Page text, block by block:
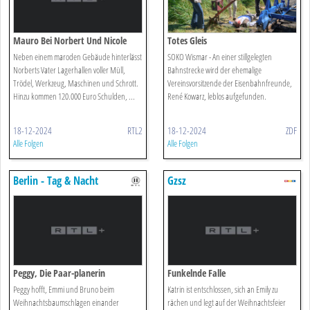
Mauro Bei Norbert Und Nicole
Neben einem maroden Gebäude hinterlässt
Norberts Vater Lagerhallen voller Müll,
Trödel, Werkzeug, Maschinen und Schrott.
Hinzu kommen 120.000 Euro Schulden, ...
18-12-2024 RTL2
Alle Folgen
Totes Gleis
SOKO Wismar - An einer stillgelegten
Bahnstrecke wird der ehemalige
Vereinsvorsitzende der Eisenbahnfreunde,
René Kowarz, leblos aufgefunden.
18-12-2024 ZDF
Alle Folgen
Berlin - Tag & Nacht
Peggy, Die Paar-planerin
Peggy hofft, Emmi und Bruno beim
Weihnachtsbaumschlagen einander
Gzsz
Funkelnde Falle
Katrin ist entschlossen, sich an Emily zu
rächen und legt auf der Weihnachtsfeier